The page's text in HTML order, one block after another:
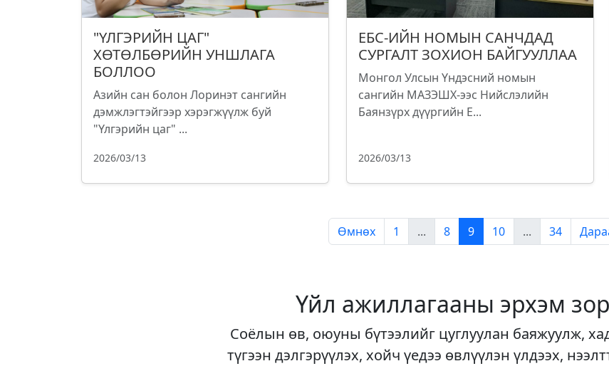
"ҮЛГЭРИЙН ЦАГ"
ХӨТӨЛБӨРИЙН УНШЛАГА
БОЛЛОО
Азийн сан болон Лоринэт сангийн
дэмжлэгтэйгээр хэрэгжүүлж буй
"Үлгэрийн цаг" ...
2026/03/13
ЕБС-ИЙН НОМЫН САНЧДАД
СУРГАЛТ ЗОХИОН БАЙГУУЛЛАА
Монгол Улсын Үндэсний номын
сангийн МАЗЭШХ-ээс Нийслэлийн
Баянзүрх дүүргийн Е...
2026/03/13
Өмнөх 1 ... 8 9 10 ... 34
Үйл ажиллагааны эрхэм
Соёлын өв, оюуны бүтээлийг цуглуулан баяжуулж,
түгээн дэлгэрүүлэх, хойч үедээ өвлүүлэн үлдээх,